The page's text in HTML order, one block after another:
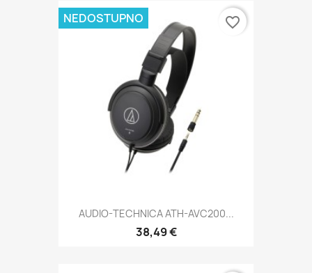
AUDIO-TECHNICA ATH-AVC200...
38,49 €
NEDOSTUPNO favorite_border